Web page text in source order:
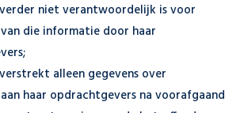
niet verantwoordelijk is voor
die informatie door haar
alleen gegevens over
haar opdrachtgevers na voorafgaand